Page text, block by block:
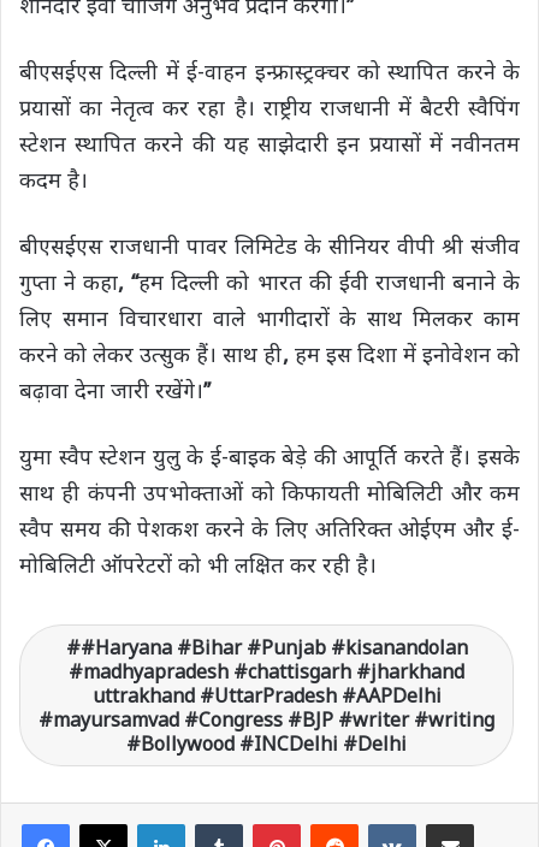
बीएसईएस दिल्ली में ई-वाहन इन्फ्रास्ट्रक्चर को स्थापित करने के
प्रयासों का नेतृत्व कर रहा है। राष्ट्रीय राजधानी में बैटरी स्वैपिंग
स्टेशन स्थापित करने की यह साझेदारी इन प्रयासों में नवीनतम
कदम है।
बीएसईएस राजधानी पावर लिमिटेड के सीनियर वीपी श्री संजीव
गुप्ता ने कहा, ‘‘हम दिल्ली को भारत की ईवी राजधानी बनाने के
लिए समान विचारधारा वाले भागीदारों के साथ मिलकर काम
करने को लेकर उत्सुक हैं। साथ ही, हम इस दिशा में इनोवेशन को
बढ़ावा देना जारी रखेंगे।’’
युमा स्वैप स्टेशन युलु के ई-बाइक बेड़े की आपूर्ति करते हैं। इसके
साथ ही कंपनी उपभोक्ताओं को किफायती मोबिलिटी और कम
स्वैप समय की पेशकश करने के लिए अतिरिक्त ओईएम और ई-
मोबिलिटी ऑपरेटरों को भी लक्षित कर रही है।
#Haryana #Bihar #Punjab #kisanandolan
#madhyapradesh #chattisgarh #jharkhand
uttrakhand #UttarPradesh #AAPDelhi
#mayursamvad #Congress #BJP #writer #writing
#Bollywood #INCDelhi #Delhi
LinkedIn VKontakte